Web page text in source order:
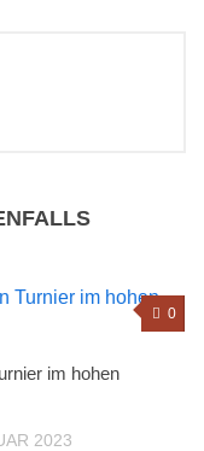
0
im hohen
2023